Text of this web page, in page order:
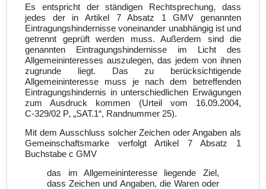
Es entspricht der ständigen Rechtsprechung, dass
jedes der in Artikel 7 Absatz 1 GMV genannten
Eintragungshindernisse voneinander unabhängig ist und
getrennt geprüft werden muss. Außerdem sind die
genannten Eintragungshindernisse im Licht des
Allgemeininteresses auszulegen, das jedem von ihnen
zugrunde liegt. Das zu berücksichtigende
Allgemeininteresse muss je nach dem betreffenden
Eintragungshindernis in unterschiedlichen Erwägungen
zum Ausdruck kommen (Urteil vom 16.09.2004,
C‑329/02 P‚ „SAT.1“, Randnummer 25).
Mit dem Ausschluss solcher Zeichen oder Angaben als
Gemeinschaftsmarke verfolgt Artikel 7 Absatz 1
Buchstabe c GMV
das im Allgemeininteresse liegende Ziel,
dass Zeichen und Angaben, die Waren oder